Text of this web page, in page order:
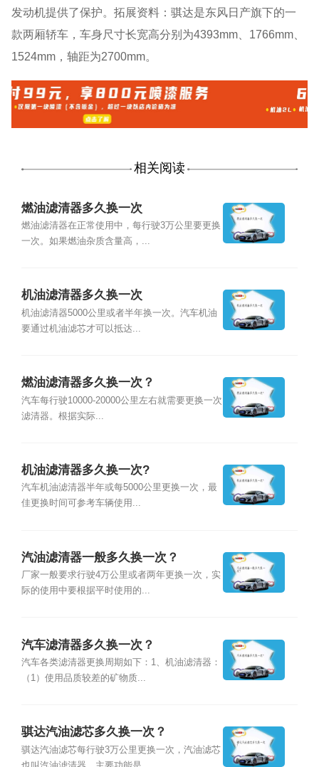
发动机提供了保护。拓展资料：骐达是东风日产旗下的一
款两厢轿车，车身尺寸长宽高分别为4393mm、1766mm、
1524mm，轴距为2700mm。
相关阅读
燃油滤清器多久换一次
燃油滤清器在正常使用中，每行驶3万公里要更换
一次。如果燃油杂质含量高，...
机油滤清器多久换一次
机油滤清器5000公里或者半年换一次。汽车机油
要通过机油滤芯才可以抵达...
燃油滤清器多久换一次？
汽车每行驶10000-20000公里左右就需要更换一次
滤清器。根据实际...
机油滤清器多久换一次?
汽车机油滤清器半年或每5000公里更换一次，最
佳更换时间可参考车辆使用...
汽油滤清器一般多久换一次？
厂家一般要求行驶4万公里或者两年更换一次，实
际的使用中要根据平时使用的...
汽车滤清器多久换一次？
汽车各类滤清器更换周期如下：1、机油滤清器：
（1）使用品质较差的矿物质...
骐达汽油滤芯多久换一次？
骐达汽油滤芯每行驶3万公里更换一次，汽油滤芯